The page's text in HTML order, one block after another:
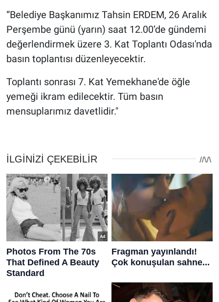
“Belediye Başkanımız Tahsin ERDEM, 26 Aralık
Perşembe günü (yarın) saat 12.00’de gündemi
değerlendirmek üzere 3. Kat Toplantı Odası'nda
basın toplantısı düzenleyecektir.
Toplantı sonrası 7. Kat Yemekhane'de öğle
yemeği ikram edilecektir. Tüm basın
mensuplarımız davetlidir."